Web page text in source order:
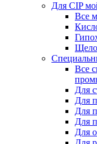
Для CIP
Все
Все
Для
Для
Для
Для
Для